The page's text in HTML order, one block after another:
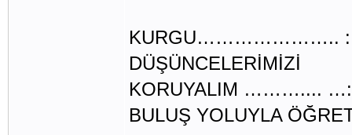
KURGU………………….. :
DÜŞÜNCELERİMİZİ
KORUYALIM ……….... …:
BULUŞ YOLUYLA